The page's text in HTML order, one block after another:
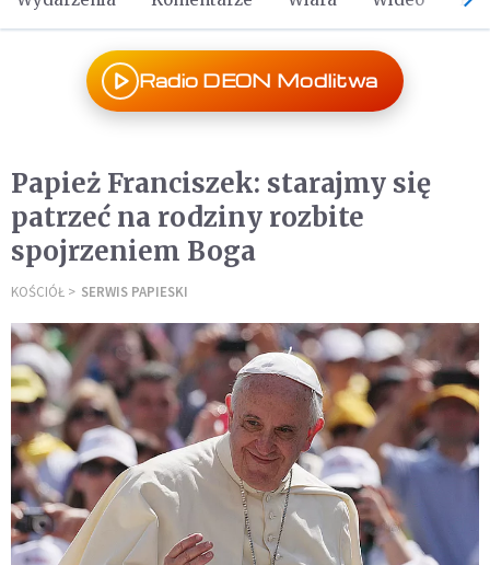
Radio DEON Modlitwa
Papież Franciszek: starajmy się
patrzeć na rodziny rozbite
spojrzeniem Boga
KOŚCIÓŁ SERWIS PAPIESKI